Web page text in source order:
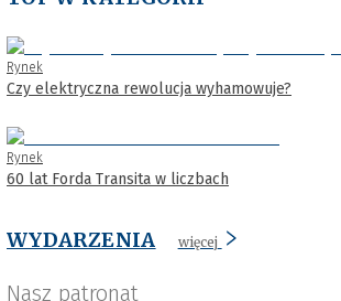
Rynek
Czy elektryczna rewolucja wyhamowuje?
Rynek
60 lat Forda Transita w liczbach
WYDARZENIA więcej
Nasz patronat